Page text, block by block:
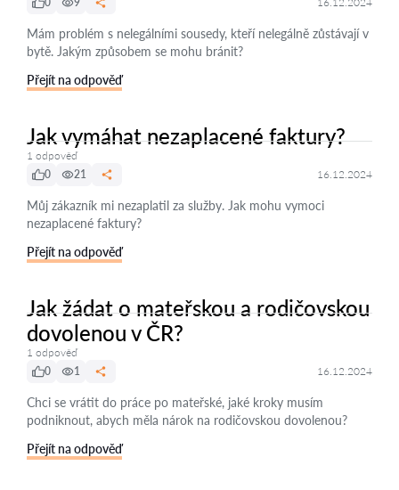
Mám problém s nelegálními sousedy, kteří nelegálně zůstávají v
bytě. Jakým způsobem se mohu bránit?
Přejít na odpověď
Jak vymáhat nezaplacené faktury?
1 odpověď
0
21 16.12.2024
Můj zákazník mi nezaplatil za služby. Jak mohu vymoci
nezaplacené faktury?
Přejít na odpověď
Jak žádat o mateřskou a rodičovskou
dovolenou v ČR?
1 odpověď
0
1 16.12.2024
Chci se vrátit do práce po mateřské, jaké kroky musím
podniknout, abych měla nárok na rodičovskou dovolenou?
Přejít na odpověď